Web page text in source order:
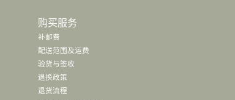
购买服务
补邮费
配送范围及运费
验货与签收
退换政策
退货流程